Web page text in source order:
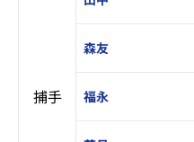
捕手
森友
福永